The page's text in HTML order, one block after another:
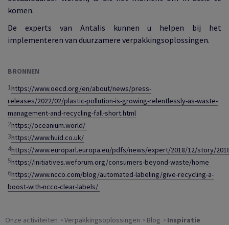
komen.
De experts van Antalis kunnen u helpen bij het
implementeren van duurzamere verpakkingsoplossingen.
BRONNEN
1https://www.oecd.org/en/about/news/press-
releases/2022/02/plastic-pollution-is-growing-relentlessly-as-waste-
management-and-recycling-fall-short.html
2https://oceanium.world/
3https://www.huid.co.uk/
4https://www.europarl.europa.eu/pdfs/news/expert/2018/12/story/
5https://initiatives.weforum.org/consumers-beyond-waste/home
6https://www.ncco.com/blog/automated-labeling/give-recycling-a-
boost-with-ncco-clear-labels/
Onze activiteiten Verpakkingsoplossingen Blog Inspiratie